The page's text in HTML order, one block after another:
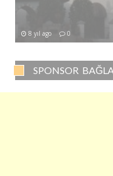
8 yıl ago 0
SPONSOR